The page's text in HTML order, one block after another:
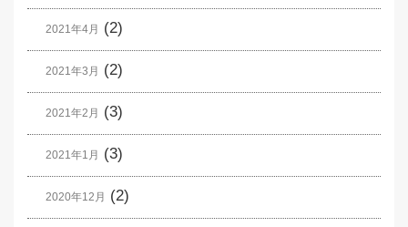
2021年4月 (2)
2021年3月 (2)
2021年2月 (3)
2021年1月 (3)
2020年12月 (2)